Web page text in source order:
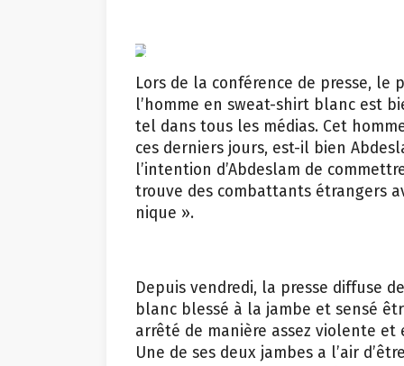
VTM
Lors de la conférence de presse,
l’homme en sweat-shirt blanc est
tel dans tous les médias. Cet
ces derniers jours, est-il bien
l’intention d’Abdeslam de
trouve des combattants étrangers
nique ».
Depuis vendredi, la presse diffuse
blanc blessé à la jambe et sensé
arrêté de manière assez violente
Une de ses deux jambes a l’air